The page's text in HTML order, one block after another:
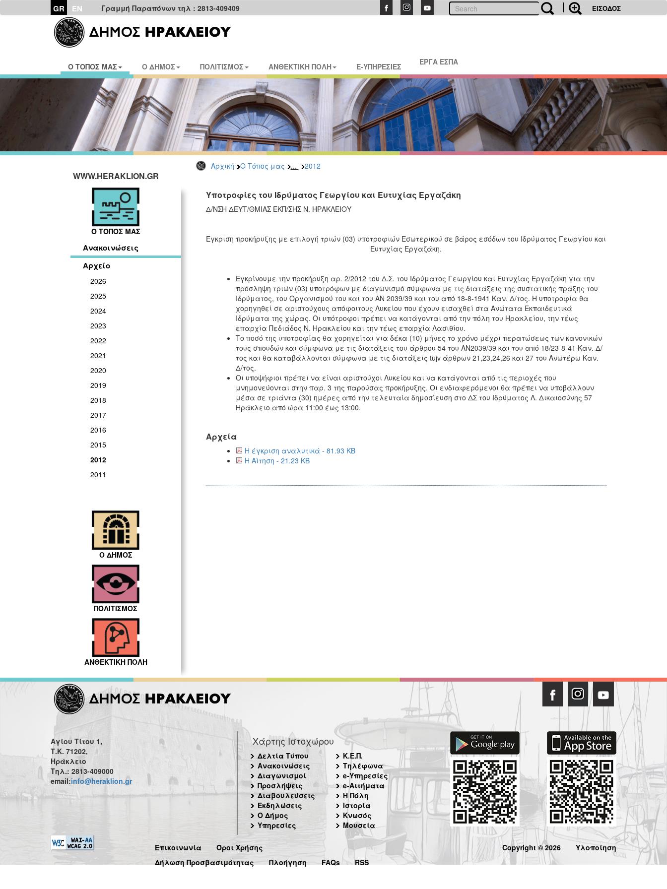
GR EN Γραμμή Παραπόνων τηλ : 2813-409409 ΕΙΣΟΔΟΣ
Ο ΤΟΠΟΣ ΜΑΣ Ο ΔΗΜΟΣ ΠΟΛΙΤΙΣΜΟΣ ΑΝΘΕΚΤΙΚΗ ΠΟΛΗ E-ΥΠΗΡΕΣΙΕΣ ΕΡΓΑ ΕΣΠΑ
Αρχική Ο Τόπος μας ... 2012
WWW.HERAKLION.GR
Ο ΤΟΠΟΣ ΜΑΣ
Ανακοινώσεις
Αρχείο
2026
2025
2024
2023
2022
2021
2020
2019
2018
2017
2016
2015
2012
2011
Ο ΔΗΜΟΣ
ΠΟΛΙΤΙΣΜΟΣ
ΑΝΘΕΚΤΙΚΗ ΠΟΛΗ
Υποτροφίες του Ιδρύματος Γεωργίου και Ευτυχίας Εργαζάκη
Δ/ΝΣΗ ΔΕΥΤ/ΘΜΙΑΣ ΕΚΠ/ΣΗΣ Ν. ΗΡΑΚΛΕΙΟΥ
Έγκριση προκήρυξης με επιλογή τριών (03) υποτροφιών Εσωτερικού σε βάρος εσόδων του Ιδρύματος Γεωργίου και
Ευτυχίας Εργαζάκη.
Εγκρίνουμε την προκήρυξη αρ. 2/2012 του Δ.Σ. του Ιδρύματος Γεωργίου και Ευτυχίας Εργαζάκη για την
πρόσληψη τριών (03) υποτρόφων με διαγωνισμό σύμφωνα με τις διατάξεις της συστατικής πράξης του
Ιδρύματος, του Οργανισμού του και του ΑΝ 2039/39 και του από 18-8-1941 Καν. Δ/τος. Η υποτροφία θα
χορηγηθεί σε αριστούχους απόφοιτους Λυκείου που έχουν εισαχθεί στα Ανώτατα Εκπαιδευτικά
Ιδρύματα της χώρας. Οι υπότροφοι πρέπει να κατάγονται από την πόλη του Ηρακλείου, την τέως
επαρχία Πεδιάδος Ν. Ηρακλείου και την τέως επαρχία Λασιθίου.
Το ποσό της υποτροφίας θα χορηγείται για δέκα (10) μήνες το χρόνο μέχρι περατώσεως των κανονικών
τους σπουδών και σύμφωνα με τις διατάξεις του άρθρου 54 του ΑΝ2039/39 και του από 18/23-8-41 Καν. Δ/
τος και θα καταβάλλονται σύμφωνα με τις διατάξεις tujv άρθρων 21,23,24,26 και 27 του Ανωτέρω Καν.
Δ/τος.
Οι υποψήφιοι πρέπει να είναι αριστούχοι Λυκείου και να κατάγονται από τις περιοχές που
μνημονεύονται στην παρ. 3 της παρούσας προκήρυξης. Οι ενδιαφερόμενοι θα πρέπει να υποβάλλουν
μέσα σε τριάντα (30) ημέρες από την τελευταία δημοσίευση στο ΔΣ του Ιδρύματος Λ. Δικαιοσύνης 57
Ηράκλειο από ώρα 11:00 έως 13:00.
Αρχεία
Η έγκριση αναλυτικά - 81.93 KB
Η Αίτηση - 21.23 KB
Αγίου Τίτου 1,
Τ.Κ. 71202,
Ηράκλειο
Τηλ.: 2813-409000
email:info@heraklion.gr
Χάρτης Ιστοχώρου
Δελτία Τύπου
Ανακοινώσεις
Διαγωνισμοί
Προσλήψεις
Διαβουλεύσεις
Εκδηλώσεις
Ο Δήμος
Υπηρεσίες
Κ.Ε.Π.
Τηλέφωνα
e-Υπηρεσίες
e-Αιτήματα
Η Πόλη
Ιστορία
Κνωσός
Μουσεία
Επικοινωνία
Όροι Χρήσης
Δήλωση Προσβασιμότητας
Πλοήγηση FAQs RSS
Copyright © 2026 Υλοποίηση